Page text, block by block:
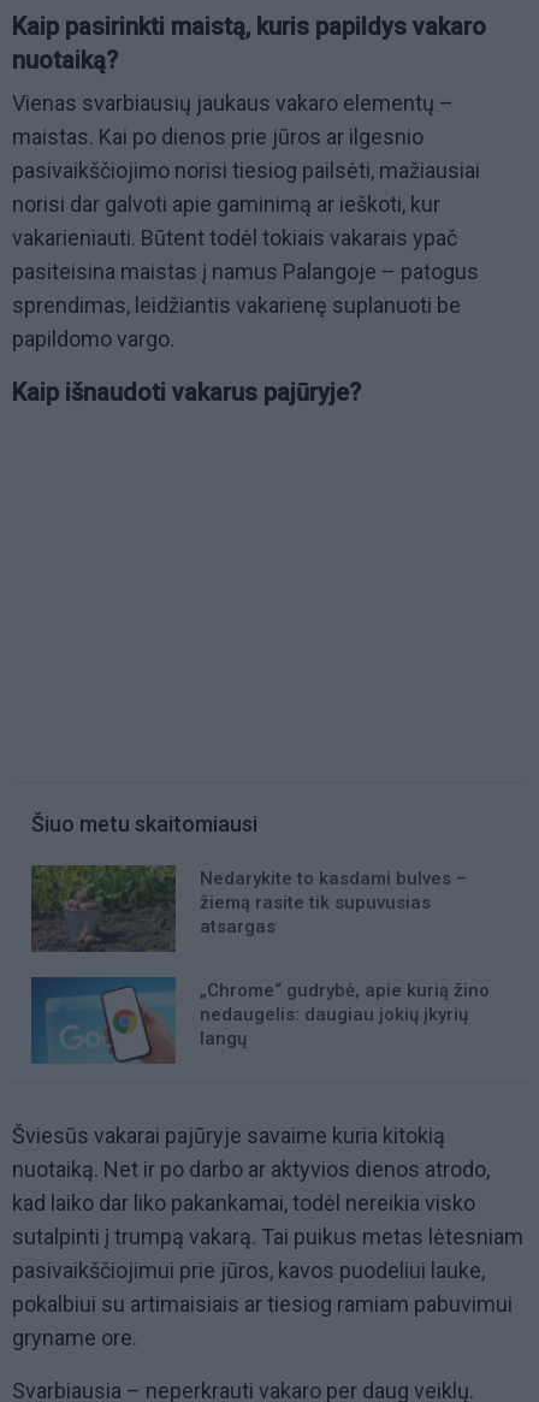
Kaip pasirinkti maistą, kuris papildys vakaro
nuotaiką?
Vienas svarbiausių jaukaus vakaro elementų –
maistas. Kai po dienos prie jūros ar ilgesnio
pasivaikščiojimo norisi tiesiog pailsėti, mažiausiai
norisi dar galvoti apie gaminimą ar ieškoti, kur
vakarieniauti. Būtent todėl tokiais vakarais ypač
pasiteisina maistas į namus Palangoje – patogus
sprendimas, leidžiantis vakarienę suplanuoti be
papildomo vargo.
Kaip išnaudoti vakarus pajūryje?
Šiuo metu skaitomiausi
Nedarykite to kasdami bulves –
žiemą rasite tik supuvusias
atsargas
„Chrome“ gudrybė, apie kurią žino
nedaugelis: daugiau jokių įkyrių
langų
Šviesūs vakarai pajūryje savaime kuria kitokią
nuotaiką. Net ir po darbo ar aktyvios dienos atrodo,
kad laiko dar liko pakankamai, todėl nereikia visko
sutalpinti į trumpą vakarą. Tai puikus metas lėtesniam
pasivaikščiojimui prie jūros, kavos puodeliui lauke,
pokalbiui su artimaisiais ar tiesiog ramiam pabuvimui
gryname ore.
Svarbiausia – neperkrauti vakaro per daug veiklų.